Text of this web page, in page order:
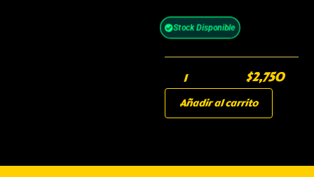
Stock Disponible
$2,750
Añadir al carrito